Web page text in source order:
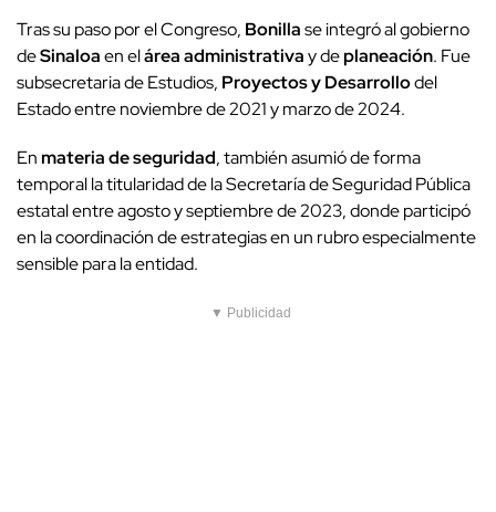
Tras su paso por el Congreso, Bonillase integró al gobierno
deSinaloaen elárea administrativay deplaneación. Fue
subsecretaria de Estudios, Proyectos y Desarrollodel
Estado entre noviembre de 2021 y marzo de 2024.
Enmateria de seguridad, también asumió de forma
temporal la titularidad de la Secretaría de Seguridad Pública
estatal entre agosto y septiembre de 2023, donde participó
en la coordinación de estrategias en un rubro especialmente
sensible para la entidad.
▼ Publicidad